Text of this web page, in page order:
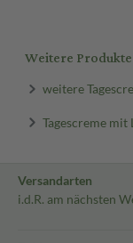
Weitere
weitere
Tagescreme mit
Versandarten
i.d.R. am nächsten